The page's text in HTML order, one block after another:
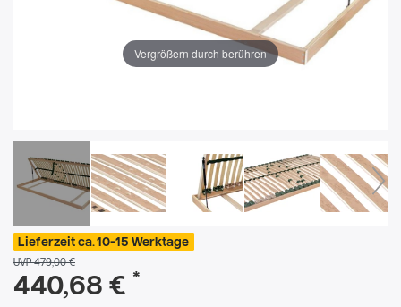
Vergrößern durch berühren
Lieferzeit ca. 10-15 Werktage
UVP 479,00 €
440,68 € *